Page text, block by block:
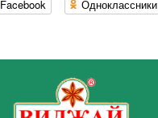
Facebook Одноклассники